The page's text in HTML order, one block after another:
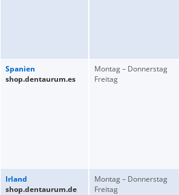
Spanien
shop.dentaurum.es
Montag – Donnerstag
Freitag
Irland
shop.dentaurum.de
Montag – Donnerstag
Freitag